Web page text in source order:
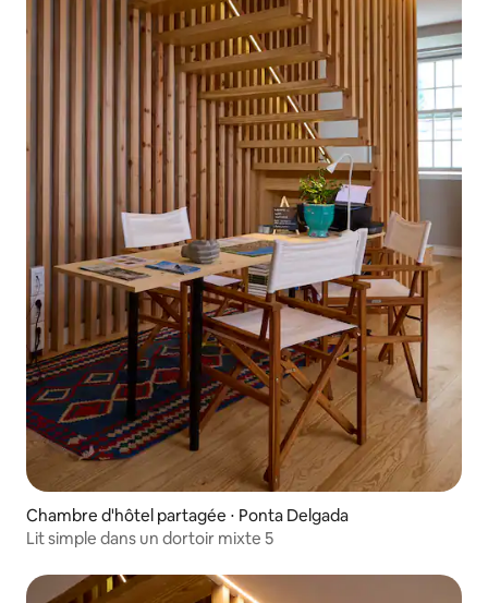
Chambre d'hôtel partagée ⋅ Ponta Delgada
Lit simple dans un dortoir mixte 5